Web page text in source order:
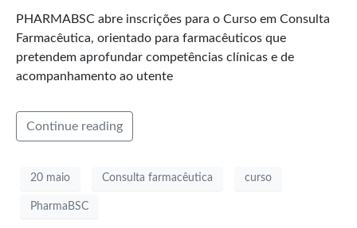
PHARMABSC abre inscrições para o Curso em Consulta
Farmacêutica, orientado para farmacêuticos que
pretendem aprofundar competências clínicas e de
acompanhamento ao utente
Continue reading
20 maio Consulta farmacêutica curso
PharmaBSC